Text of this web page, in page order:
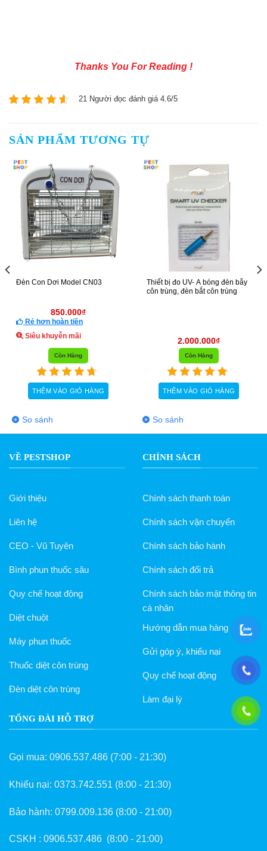
Thanks You For Reading !
21 Người đọc đánh giá 4.6/5
SẢN PHẨM TƯƠNG TỰ
đo UV- A bóng đèn bẫy
2.000.000₫
VÀO GIỎ HÀNG
Bóng đèn diệt côn trùng FSL
THÊM VÀO GIỎ HÀNG
So sánh
Bóng
VỀ PESTSHOP
Giới thiệu
Liên hệ
CEO - Vũ Tuyên
Bình phun thuốc sâu
Quy chế hoạt động
Diệt chuột
Máy phun thuốc
Thuốc diệt côn trùng
Đèn diệt côn trùng
CHÍNH SÁCH
Chính sách thanh toán
Chính sách vận chuyển
Chính sách bảo hành
Chính sách đổi trả
Chính sách bảo mật thông tin
cá nhân
Hướng dẫn mua hàng
Gửi góp ý, khiếu nại
Quy chế hoạt động
Làm đại lý
TỔNG ĐÀI HỖ TRỢ
Gọi mua: 0906.537.486 (7:00 - 21:30)
Khiếu nại: 0373.742.551 (8:00 - 21:30)
Bảo hành: 0799.009.136 (8:00 - 21:00)
CSKH : 0906.537.486 (8:00 - 21:00)